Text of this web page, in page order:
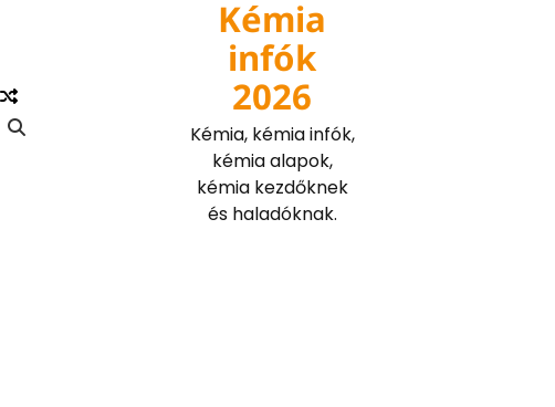
Kémia
infók
2026
Kémia, kémia infók,
kémia alapok,
kémia kezdőknek
és haladóknak.